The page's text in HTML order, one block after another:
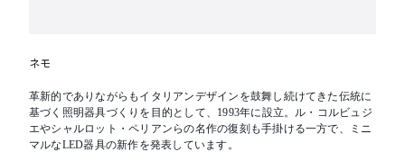
ネモ
革新的でありながらもイタリアンデザインを鼓舞し続けてきた伝統に
基づく照明器具づくりを目的として、1993年に設立。ル・コルビュジ
エやシャルロット・ペリアンらの名作の復刻も手掛ける一方で、ミニ
マルなLED器具の新作を発表しています。